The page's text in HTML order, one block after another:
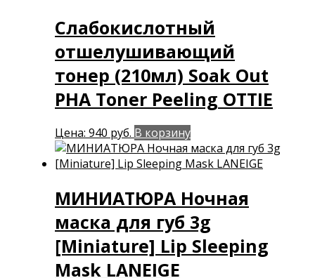
Слабокислотный
отшелушивающий
тонер (210мл) Soak Out
PHA Toner Peeling OTTIE
Цена: 940 руб. В корзину
МИНИАТЮРА Ночная
маска для губ 3g
[Miniature] Lip Sleeping
Mask LANEIGE